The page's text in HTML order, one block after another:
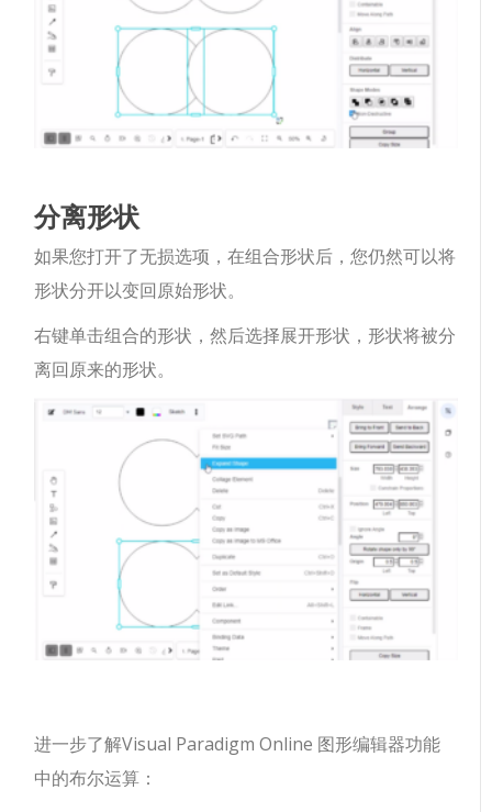
分离形状
如果您打开了无损选项，在组合形状后，您仍然可以将
形状分开以变回原始形状。
右键单击组合的形状，然后选择展开形状，形状将被分
离回原来的形状。
进一步了解Visual Paradigm Online 图形编辑器功能
中的布尔运算：